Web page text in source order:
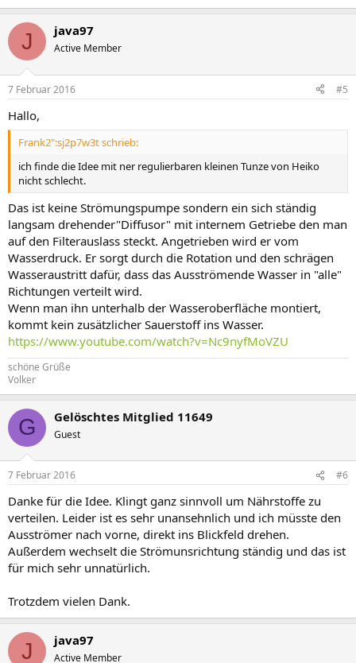
J java97
Active Member
7 Februar 2016 #5
Hallo,
Frank2":sj2p7w3t schrieb:
ich finde die Idee mit ner regulierbaren kleinen Tunze von Heiko
nicht schlecht.
Das ist keine Strömungspumpe sondern ein sich ständig
langsam drehender"Diffusor" mit internem Getriebe den man
auf den Filterauslass steckt. Angetrieben wird er vom
Wasserdruck. Er sorgt durch die Rotation und den schrägen
Wasseraustritt dafür, dass das Ausströmende Wasser in "alle"
Richtungen verteilt wird.
Wenn man ihn unterhalb der Wasseroberfläche montiert,
kommt kein zusätzlicher Sauerstoff ins Wasser.
https://www.youtube.com/watch?v=Nc9nyfMoVZU
schöne Grüße
Volker
G Gelöschtes Mitglied 11649
Guest
7 Februar 2016 #6
Danke für die Idee. Klingt ganz sinnvoll um Nährstoffe zu
verteilen. Leider ist es sehr unansehnlich und ich müsste den
Ausströmer nach vorne, direkt ins Blickfeld drehen.
Außerdem wechselt die Strömunsrichtung ständig und das ist
für mich sehr unnatürlich.
Trotzdem vielen Dank.
J java97
Active Member